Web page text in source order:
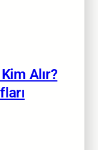
Alır?